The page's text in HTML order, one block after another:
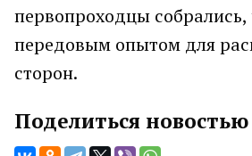
первопроходцы
передовым опытом для
сторон.
Поделиться новостью